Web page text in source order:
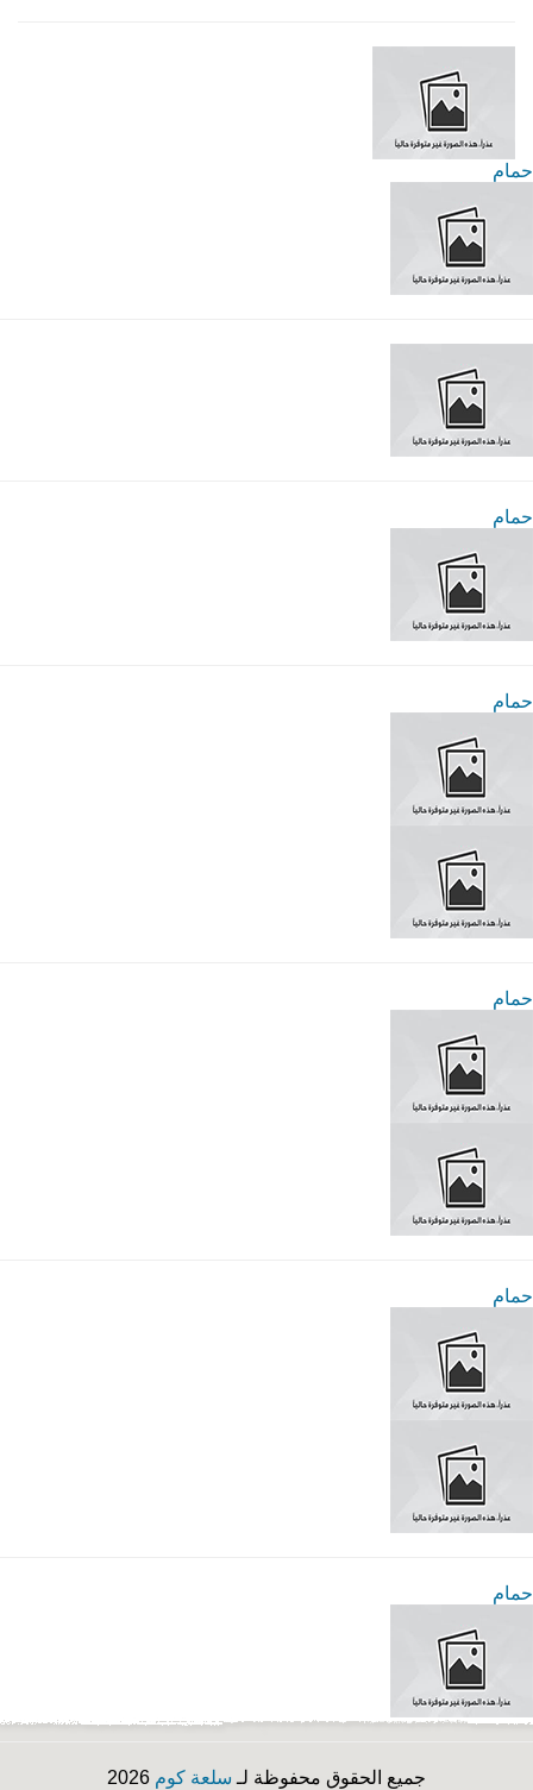
حمام
حمام
حمام
حمام
حمام
حمام
جميع الحقوق محفوظة لـ سلعة كوم